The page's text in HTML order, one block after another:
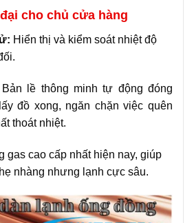
cho chủ cửa hàng
Hiển thị và kiểm soát nhiệt độ
Bản lề thông minh tự động đóng
đồ xong, ngăn chặn việc quên
thoát nhiệt.
gas cao cấp nhất hiện nay, giúp
nhàng nhưng lạnh cực sâu.